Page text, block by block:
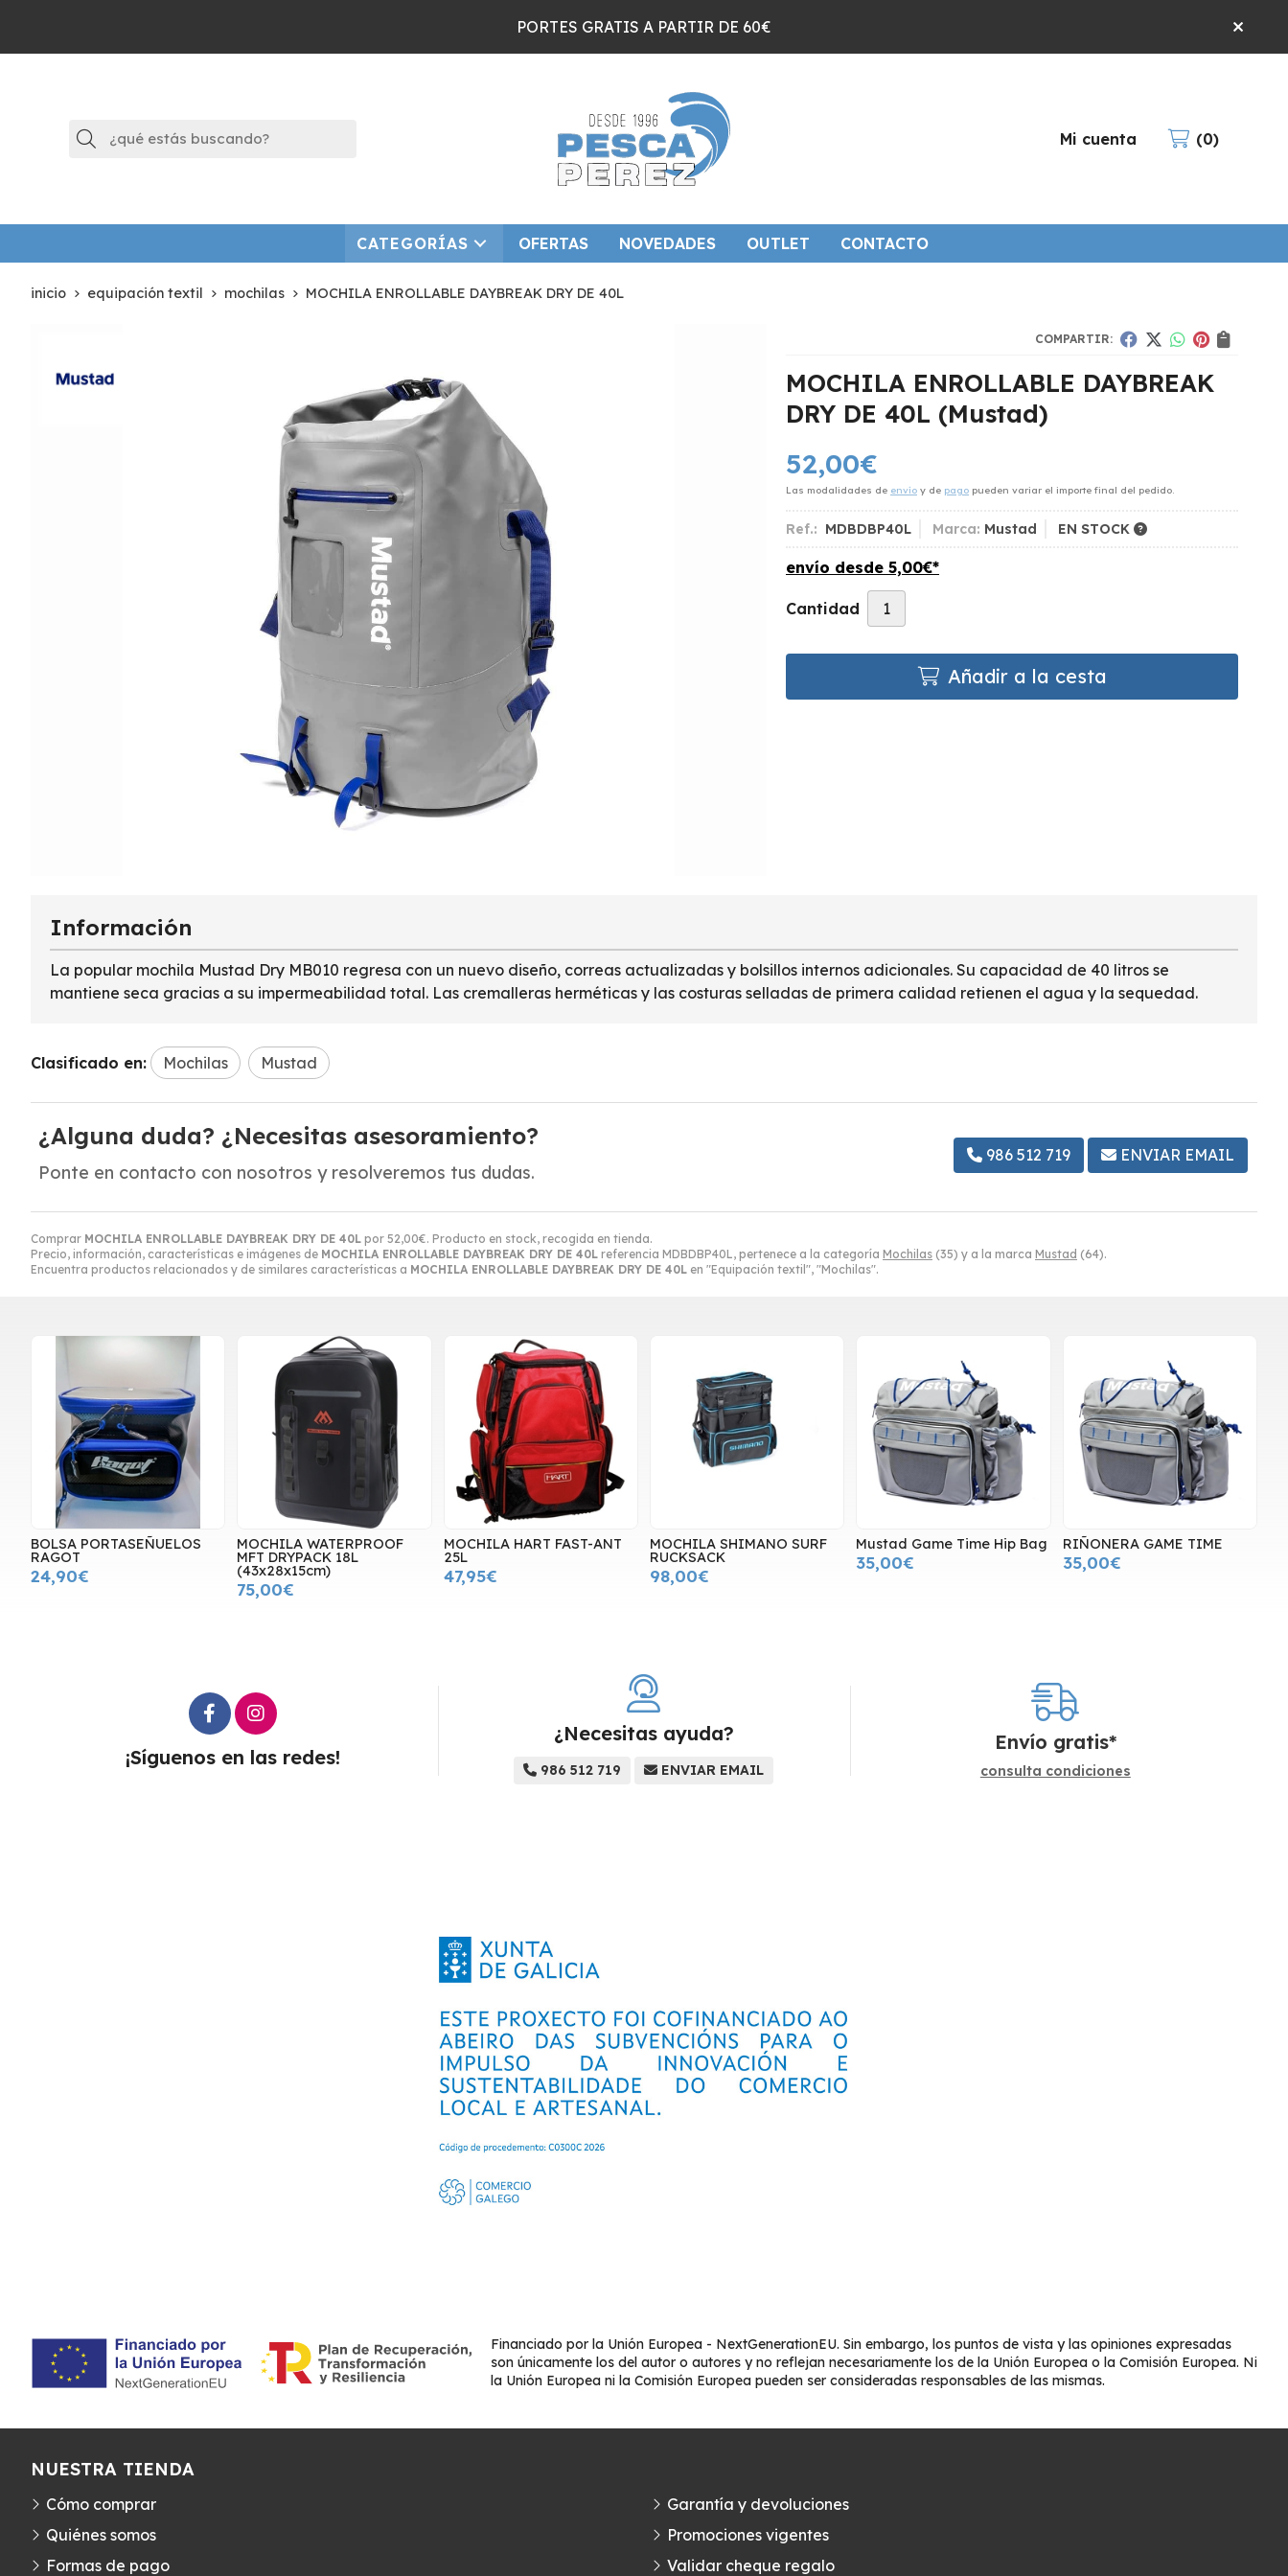
PORTES GRATIS A PARTIR DE 60€
Buscar Mi cuenta 0
CATEGORÍAS OFERTAS NOVEDADES OUTLET CONTACTO
inicio equipación textil mochilas MOCHILA ENROLLABLE DAYBREAK DRY DE 40L
COMPARTIR:
MOCHILA ENROLLABLE DAYBREAK
DRY DE 40L (Mustad)
52,00€
Las modalidades de envío y de pago pueden variar el importe final del pedido.
Ref.: MDBDBP40L Marca: Mustad EN STOCK
envío desde 5,00€*
Cantidad
Añadir a la cesta
Comprar MOCHILA ENROLLABLE DAYBREAK DRY DE 40L por 52,00€. Producto en stock, recogida en tienda.
Precio, información, características e imágenes de MOCHILA ENROLLABLE DAYBREAK DRY DE 40L referencia MDBDBP40L, pertenece a la categoría Mochilas (35) y a la marca Mustad (64).
Encuentra productos relacionados y de similares características a MOCHILA ENROLLABLE DAYBREAK DRY DE 40L en "Equipación textil", "Mochilas".
Información
La popular mochila Mustad Dry MB010 regresa con un nuevo diseño, correas actualizadas y bolsillos internos adicionales. Su capacidad de 40 litros se
mantiene seca gracias a su impermeabilidad total. Las cremalleras herméticas y las costuras selladas de primera calidad retienen el agua y la sequedad.
Clasificado en: Mochilas Mustad
¿Alguna duda? ¿Necesitas asesoramiento?
Ponte en contacto con nosotros y resolveremos tus dudas.
986 512 719 ENVIAR EMAIL
BOLSA PORTASEÑUELOS
RAGOT
24,90€
MOCHILA WATERPROOF
MFT DRYPACK 18L
(43x28x15cm)
75,00€
MOCHILA HART FAST-ANT
25L
47,95€
MOCHILA SHIMANO SURF
RUCKSACK
98,00€
Mustad Game Time Hip Bag
35,00€
RIÑONERA GAME TIME
35,00€
¡Síguenos en las redes!
¿Necesitas ayuda?
986 512 719 ENVIAR EMAIL
Envío gratis*
consulta condiciones
Financiado por la Unión Europea - NextGenerationEU. Sin embargo, los puntos de vista y las opiniones expresadas
son únicamente los del autor o autores y no reflejan necesariamente los de la Unión Europea o la Comisión Europea. Ni
la Unión Europea ni la Comisión Europea pueden ser consideradas responsables de las mismas.
NUESTRA TIENDA
Cómo comprar
Quiénes somos
Formas de pago
Garantía y devoluciones
Promociones vigentes
Validar cheque regalo